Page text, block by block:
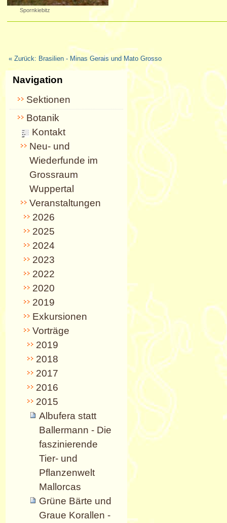
Spornkiebitz
« Zurück: Brasilien - Minas Gerais und Mato Grosso
Navigation
Sektionen
Botanik
Kontakt
Neu- und
Wiederfunde im
Grossraum
Wuppertal
Veranstaltungen
2026
2025
2024
2023
2022
2020
2019
Exkursionen
Vorträge
2019
2018
2017
2016
2015
Albufera statt
Ballermann - Die
faszinierende
Tier- und
Pflanzenwelt
Mallorcas
Grüne Bärte und
Graue Korallen -